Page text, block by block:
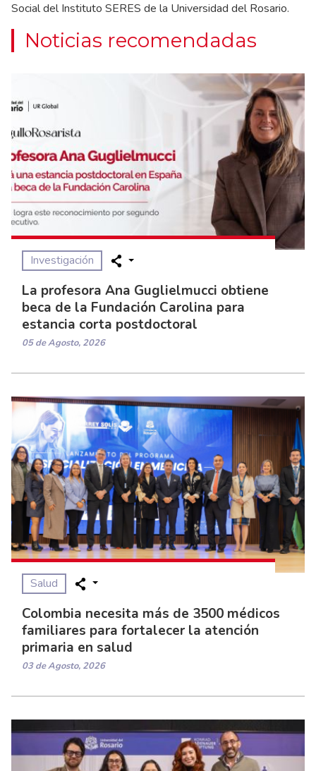
Social del Instituto SERES de la Universidad del Rosario.
Noticias recomendadas
Investigación
La profesora Ana Guglielmucci obtiene
beca de la Fundación Carolina para
estancia corta postdoctoral
05 de Agosto, 2026
Salud
Colombia necesita más de 3500 médicos
familiares para fortalecer la atención
primaria en salud
03 de Agosto, 2026